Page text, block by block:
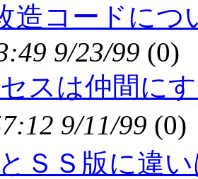
造コードに
9/23/99 (0)
スは仲間に
9/11/99 (0)
ＳＳ版に違